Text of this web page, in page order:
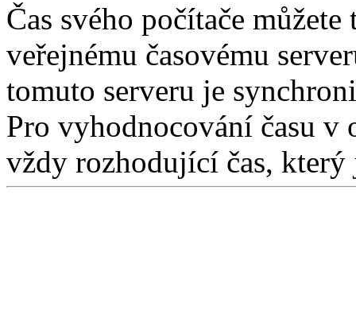
Čas svého počítače
veřejnému časovému
tomuto serveru je
Pro vyhodnocování času v
vždy rozhodující čas, který